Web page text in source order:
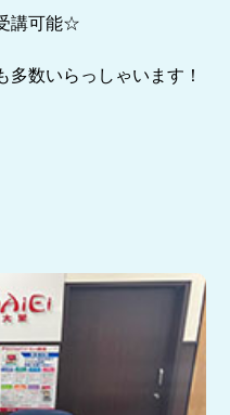
講可能☆
数いらっしゃいます！